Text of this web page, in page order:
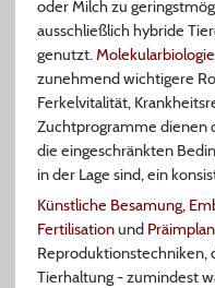
oder Milch zu
ausschließlich hybride
genutzt. Molekularbiologie
zunehmend wichtigere
Ferkelvitalität,
Zuchtprogramme dienen
die eingeschränkten
in der Lage sind, ein
Künstliche Besamung,
Fertilisationund
Reproduktionstechniken,
Tierhaltung - zumindest